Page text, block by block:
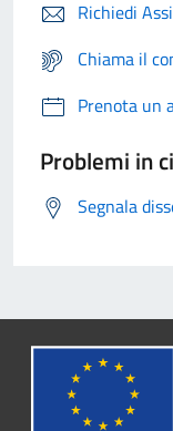
Richiedi
Chiama il
Prenota un
Problemi in
Segnala